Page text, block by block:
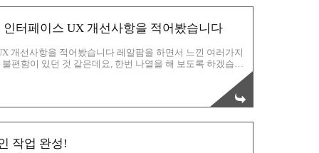
터페이스 UX 개선사항을 적어봤습니다
개선사항을 적어봤습니다 레알팜을 하면서 느낀 여러가지
편함이 있던 것 같은데요, 한번 나열을 해 보도록 하겠습니
같은 것이 있으면 좋겠는데,그렇지 못해서 조금 답답합니
이 부분입니다. 도움말과 도감 부분의 아이콘을 차라리 하
부분으로 나누는 것이 어떨까~ 하는 제 바램 입니다. 되도
작업 완성!